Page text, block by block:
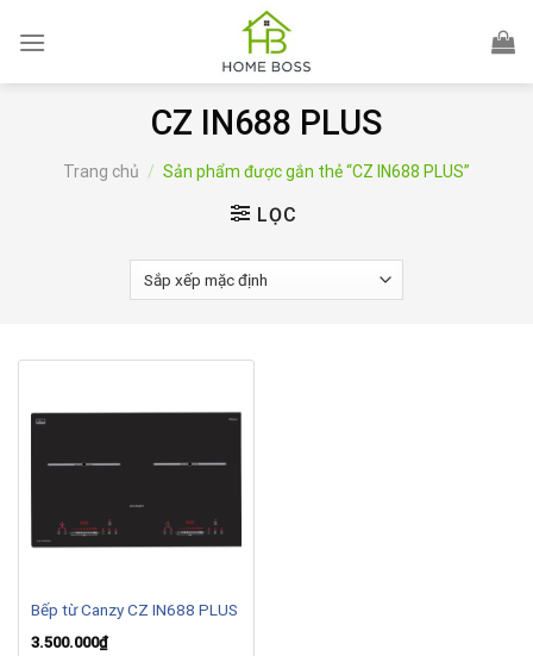
CZ IN688 PLUS
Trang chủ / Sản phẩm được gắn thẻ “CZ IN688 PLUS”
LỌC
Bếp từ Canzy CZ IN688 PLUS
3.500.000₫